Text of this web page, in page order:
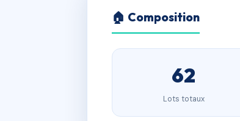
🏠 Composition
62
Lots totaux